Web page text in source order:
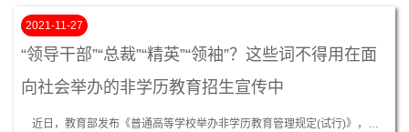
2021-11-27
“领导干部”“总裁”“精英”“领袖”？这些词不得用在面
向社会举办的非学历教育招生宣传中
近日，教育部发布《普通高等学校举办非学历教育管理规定(试行)》，进一步加强对普通高等学校举办非学历教育的规范管理。有哪些值得关注的内容？一起来看↓↓...